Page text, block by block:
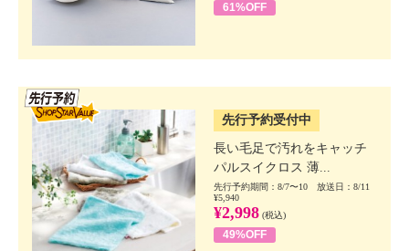
61%OFF
先行予約受付中
長い毛足で汚れをキャッチ
パルスイクロス 薄...
先行予約期間：8/7〜10 放送日：8/11
¥5,940
¥2,998 (税込)
49%OFF